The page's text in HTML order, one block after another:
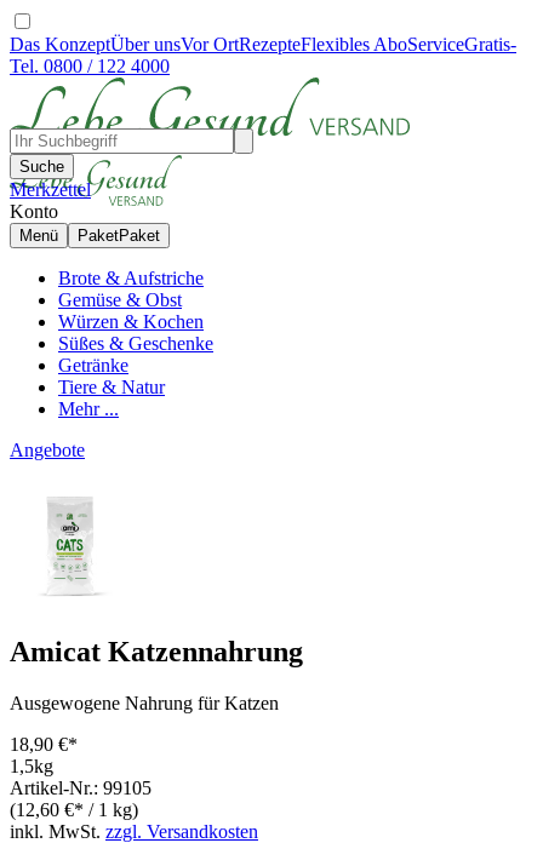
Das KonzeptÜber unsVor OrtRezepteFlexibles AboServiceGratis-
Tel. 0800 / 122 4000
Suche
Merkzettel
Konto
Menü PaketPaket
Brote & Aufstriche
Gemüse & Obst
Würzen & Kochen
Süßes & Geschenke
Getränke
Tiere & Natur
Mehr ...
Angebote
Amicat Katzennahrung
Ausgewogene Nahrung für Katzen
18,90 €*
1,5kg
Artikel-Nr.: 99105
(12,60 €* / 1 kg)
inkl. MwSt. zzgl. Versandkosten